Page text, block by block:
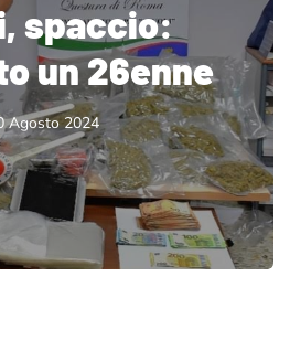
spaccio:
un 26enne
Agosto 2024